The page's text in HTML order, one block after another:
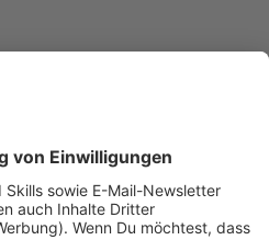
am Sonntag zwei
Arena in Stockum. Die
Bunny ist einer der
Jahr ist er bei der Super